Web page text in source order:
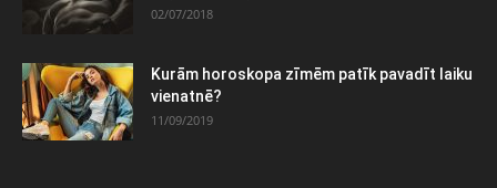
02/07/2018
Kurām horoskopa zīmēm patīk pavadīt laiku
vienatnē?
11/09/2019